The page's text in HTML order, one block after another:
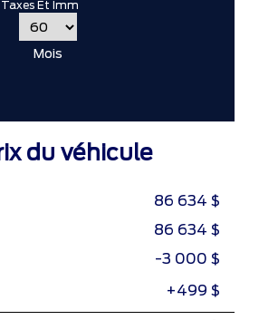
du véhicule
86 634 $
86 634 $
-3 000 $
+499 $
Et Imm
Mois